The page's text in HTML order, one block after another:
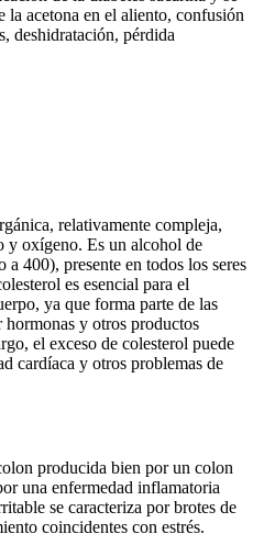
la acetona en el aliento, confusión
deshidratación, pérdida
relativamente compleja,
y oxígeno. Es un alcohol de
400), presente en todos los seres
es esencial para el
ya que forma parte de las
y otros productos
el exceso de colesterol puede
cardíaca y otros problemas de
producida bien por un colon
una enfermedad inflamatoria
se caracteriza por brotes de
coincidentes con estrés.